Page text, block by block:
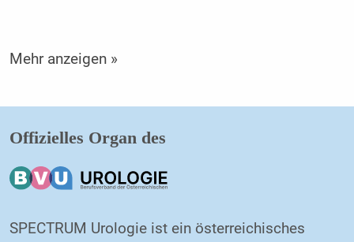
Mehr anzeigen »
Offizielles Organ des
SPECTRUM Urologie ist ein österreichisches